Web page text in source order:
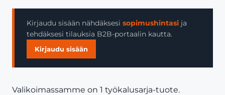
Yritys
Yhteystiedot
Kirjaudu sisään nähdäksesi sopimushintasi ja
tehdäksesi tilauksia B2B-portaalin kautta.
Kirjaudu sisään
Valikoimassamme on 1 työkalusarja-tuote.